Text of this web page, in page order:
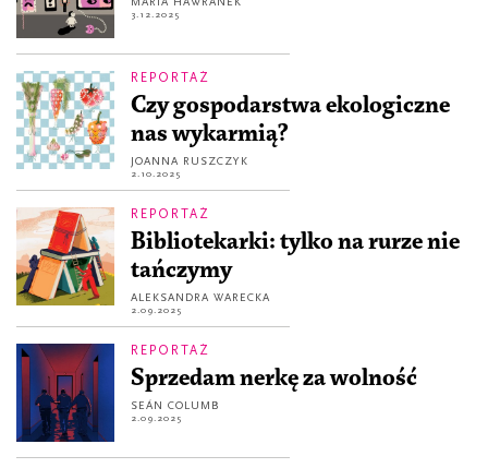
3.12.2025
REPORTAŻ
Czy gospodarstwa ekologiczne
nas wykarmią?
JOANNA RUSZCZYK
2.10.2025
REPORTAŻ
Bibliotekarki: tylko na rurze nie
tańczymy
ALEKSANDRA WARECKA
2.09.2025
REPORTAŻ
Sprzedam nerkę za wolność
SEÁN COLUMB
2.09.2025